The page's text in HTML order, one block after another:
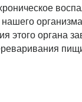
этого органа